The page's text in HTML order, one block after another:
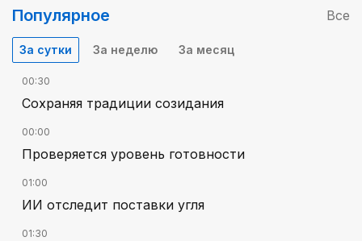
Популярное Все
За сутки За неделю За месяц
00:30
Сохраняя традиции созидания
00:00
Проверяется уровень готовности
01:00
ИИ отследит поставки угля
01:30